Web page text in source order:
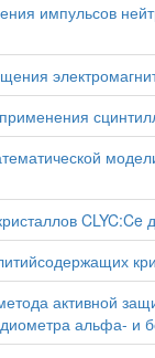
импульсов
CLYC:Ce
активной
альфа- и